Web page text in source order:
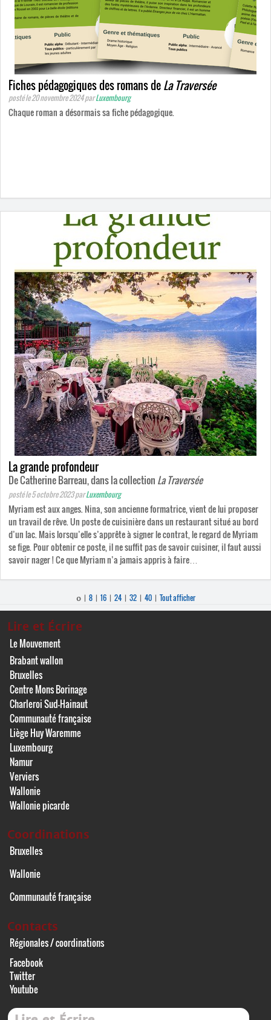
Fiches pédagogiques des romans deLa Traversée
posté le 20 novembre 2024parLuxembourg
Chaque roman a désormais sa fiche pédagogique.
La grande profondeur
De Catherine Barreau, dans la collection La Traversée
posté le 5 octobre 2023parLuxembourg
Myriam est aux anges. Nina, son ancienne formatrice, vient de lui proposer
un travail de rêve. Un poste de cuisinière dans un restaurant situé au bord
d’un lac. Mais lorsqu’elle s’apprête à signer le contrat, le regard de Myriam
se fige. Pour obtenir ce poste, il ne suffit pas de savoir cuisiner, il faut aussi
savoir nager ! Ce que Myriam n’a jamais appris à faire…
0| 8| 16| 24| 32| 40 | Tout afficher
Lire et Écrire
Le Mouvement
Brabant wallon
Bruxelles
Centre Mons Borinage
Charleroi Sud-Hainaut
Communauté française
Liège Huy Waremme
Luxembourg
Namur
Verviers
Wallonie
Wallonie picarde
Coordinations
Bruxelles
Wallonie
Communauté française
Contacts
Régionales / coordinations
Facebook
Twitter
Youtube